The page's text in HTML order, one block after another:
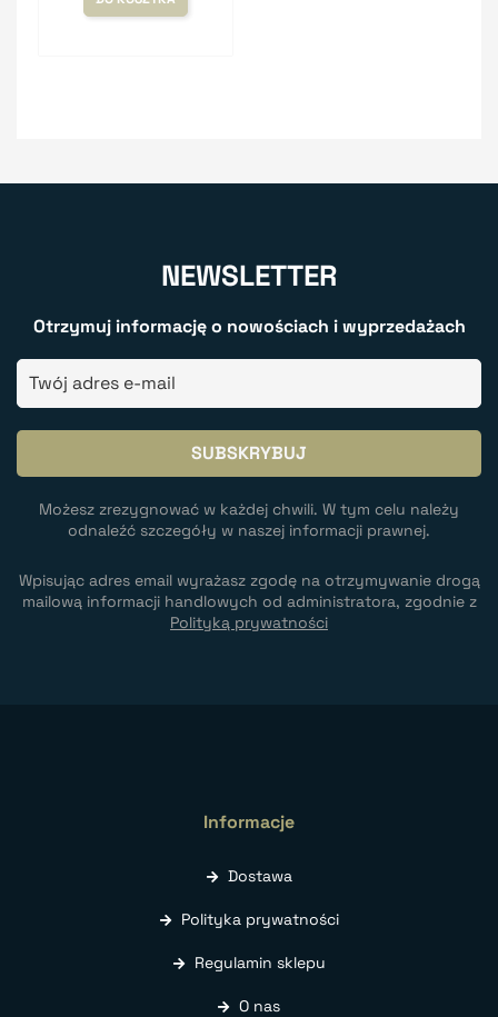
NEWSLETTER
Otrzymuj informację o nowościach i wyprzedażach
Możesz zrezygnować w każdej chwili. W tym celu należy
odnaleźć szczegóły w naszej informacji prawnej.
Wpisując adres email wyrażasz zgodę na otrzymywanie drogą
mailową informacji handlowych od administratora, zgodnie z
Polityką prywatności
Informacje
Dostawa
Polityka prywatności
Regulamin sklepu
O nas